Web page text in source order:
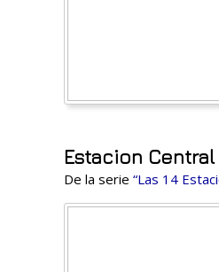
Estacion
De la serie “Las 14